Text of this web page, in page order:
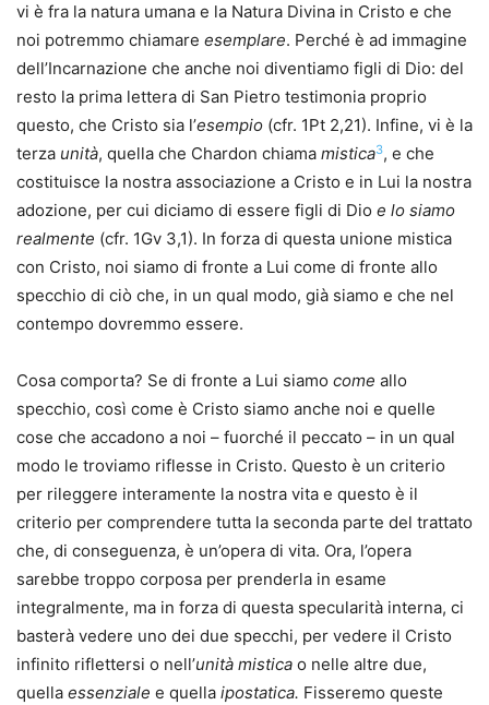
vi è fra la natura umana e la Natura Divina in Cristo e che
noi potremmo chiamare esemplare. Perché è ad immagine
dell’Incarnazione che anche noi diventiamo figli di Dio: del
resto la prima lettera di San Pietro testimonia proprio
questo, che Cristo sia l’esempio (cfr. 1Pt 2,21). Infine, vi è la
terza unità, quella che Chardon chiama mistica3, e che
costituisce la nostra associazione a Cristo e in Lui la nostra
adozione, per cui diciamo di essere figli di Dio e lo siamo
realmente (cfr. 1Gv 3,1). In forza di questa unione mistica
con Cristo, noi siamo di fronte a Lui come di fronte allo
specchio di ciò che, in un qual modo, già siamo e che nel
contempo dovremmo essere.
Cosa comporta? Se di fronte a Lui siamo come allo
specchio, così come è Cristo siamo anche noi e quelle
cose che accadono a noi – fuorché il peccato – in un qual
modo le troviamo riflesse in Cristo. Questo è un criterio
per rileggere interamente la nostra vita e questo è il
criterio per comprendere tutta la seconda parte del trattato
che, di conseguenza, è un’opera di vita. Ora, l’opera
sarebbe troppo corposa per prenderla in esame
integralmente, ma in forza di questa specularità interna, ci
basterà vedere uno dei due specchi, per vedere il Cristo
infinito riflettersi o nell’unità mistica o nelle altre due,
quella essenziale e quella ipostatica. Fisseremo queste